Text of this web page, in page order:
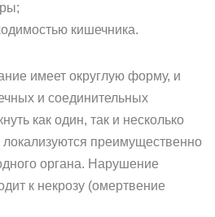
кишечника.
имеет округлую форму, и
и соединительных
как один, так и несколько
преимущественно
органа. Нарушение
к некрозу (омертвение